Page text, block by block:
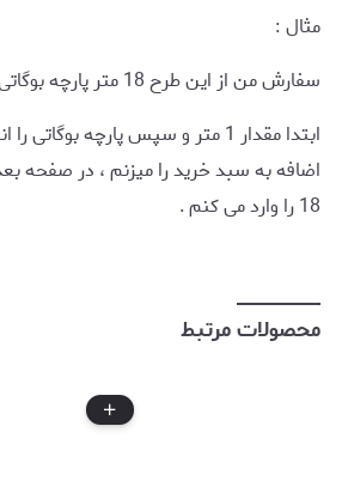
مثال :
سفارش من از این طرح 18 متر پارچه بوگاتی است :
ابتدا مقدار 1 متر و سپس پارچه
اضافه به سبد خرید را میزنم ، در صفحه
18 را وارد می کنم .
محصولات مرتبط